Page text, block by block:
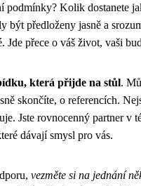
podmínky? Kolik dostanete
být předloženy jasně a
Jde přece o váš život, vaši
která přijde na stůl.
skončíte, o referencích.
Jste rovnocenný partner v
dávají smysl pro vás.
vezměte si na jednání